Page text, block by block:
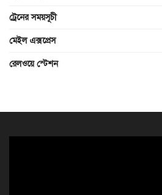
ট্রেনের সময়সূচী
মেইল এক্সপ্রেস
রেলওয়ে স্টেশন